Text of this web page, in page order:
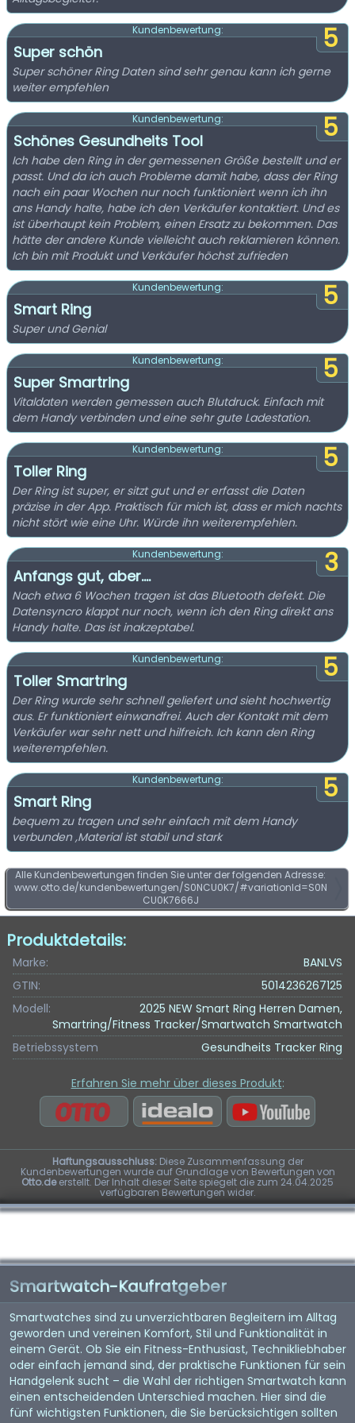
5
Kundenbewertung:
Super schön
Super schöner Ring Daten sind sehr genau kann ich gerne
weiter empfehlen
5
Kundenbewertung:
Schönes Gesundheits Tool
Ich habe den Ring in der gemessenen Größe bestellt und er
passt. Und da ich auch Probleme damit habe, dass der Ring
nach ein paar Wochen nur noch funktioniert wenn ich ihn
ans Handy halte, habe ich den Verkäufer kontaktiert. Und es
ist überhaupt kein Problem, einen Ersatz zu bekommen. Das
hätte der andere Kunde vielleicht auch reklamieren können.
Ich bin mit Produkt und Verkäufer höchst zufrieden
5
Kundenbewertung:
Smart Ring
Super und Genial
5
Kundenbewertung:
Super Smartring
Vitaldaten werden gemessen auch Blutdruck. Einfach mit
dem Handy verbinden und eine sehr gute Ladestation.
5
Kundenbewertung:
Toller Ring
Der Ring ist super, er sitzt gut und er erfasst die Daten
präzise in der App. Praktisch für mich ist, dass er mich nachts
nicht stört wie eine Uhr. Würde ihn weiterempfehlen.
3
Kundenbewertung:
Anfangs gut, aber....
Nach etwa 6 Wochen tragen ist das Bluetooth defekt. Die
Datensyncro klappt nur noch, wenn ich den Ring direkt ans
Handy halte. Das ist inakzeptabel.
5
Kundenbewertung:
Toller Smartring
Der Ring wurde sehr schnell geliefert und sieht hochwertig
aus. Er funktioniert einwandfrei. Auch der Kontakt mit dem
Verkäufer war sehr nett und hilfreich. Ich kann den Ring
weiterempfehlen.
5
Kundenbewertung:
Smart Ring
bequem zu tragen und sehr einfach mit dem Handy
verbunden ,Material ist stabil und stark
Alle Kundenbewertungen finden Sie unter der folgenden Adresse:
www.otto.de/kundenbewertungen/S0NCU0K7/#variationId=S0N
CU0K7666J
Produktdetails:
Marke:
BANLVS
GTIN:
5014236267125
Modell:
2025 NEW Smart Ring Herren Damen,
Smartring/Fitness Tracker/Smartwatch Smartwatch
Betriebssystem
Gesundheits Tracker Ring
Erfahren Sie mehr über dieses Produkt:
Haftungsausschluss:Diese Zusammenfassung der
Kundenbewertungen wurde auf Grundlage von Bewertungen von
Otto.deerstellt. Der Inhalt dieser Seite spiegelt die zum 24.04.2025
verfügbaren Bewertungen wider.
Smartwatch-Kaufratgeber
Smartwatches sind zu unverzichtbaren Begleitern im Alltag
geworden und vereinen Komfort, Stil und Funktionalität in
einem Gerät. Ob Sie ein Fitness-Enthusiast, Technikliebhaber
oder einfach jemand sind, der praktische Funktionen für sein
Handgelenk sucht – die Wahl der richtigen Smartwatch kann
einen entscheidenden Unterschied machen. Hier sind die
fünf wichtigsten Funktionen, die Sie berücksichtigen sollten